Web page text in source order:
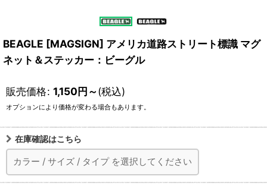
BEAGLE [MAGSIGN] アメリカ道路ストリート標識 マグ
ネット＆ステッカー：ビーグル
販売価格: 1,150円～(税込)
オプションにより価格が変わる場合もあります。
在庫確認はこちら
カラー / サイズ / タイプ を選択してください